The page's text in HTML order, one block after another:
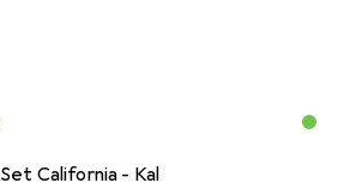
California - Kal